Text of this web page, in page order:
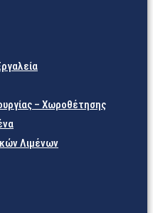
– Χωροθέτησης
Λιμένων